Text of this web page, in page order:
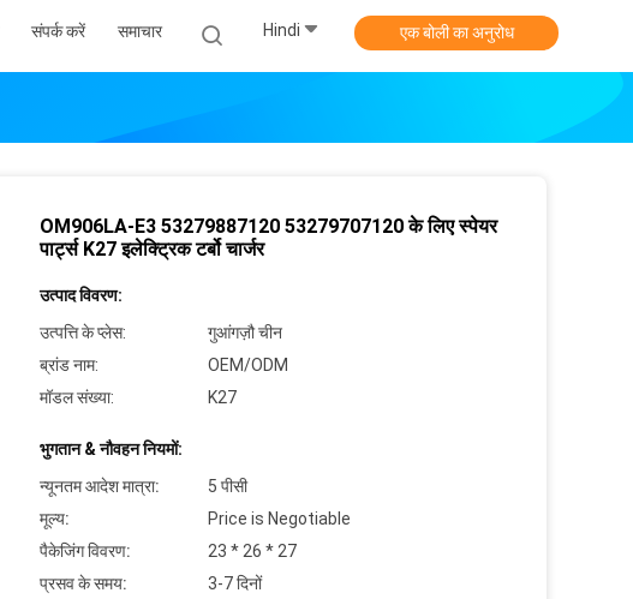
संपर्क करें समाचार Hindi एक बोली का अनुरोध
OM906LA-E3 53279887120 53279707120 के लिए स्पेयर
पार्ट्स K27 इलेक्ट्रिक टर्बो चार्जर
उत्पाद विवरण:
उत्पत्ति के प्लेस:
गुआंगज़ौ चीन
ब्रांड नाम:
OEM/ODM
मॉडल संख्या:
K27
भुगतान & नौवहन नियमों:
न्यूनतम आदेश मात्रा:
5 पीसी
मूल्य:
Price is Negotiable
पैकेजिंग विवरण:
23 * 26 * 27
प्रसव के समय:
3-7 दिनों